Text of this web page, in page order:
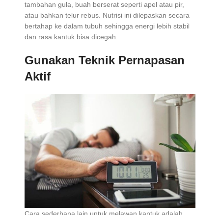
tambahan gula, buah berserat seperti apel atau pir,
atau bahkan telur rebus. Nutrisi ini dilepaskan secara
bertahap ke dalam tubuh sehingga energi lebih stabil
dan rasa kantuk bisa dicegah.
Gunakan Teknik Pernapasan
Aktif
Cara sederhana lain untuk melawan kantuk adalah